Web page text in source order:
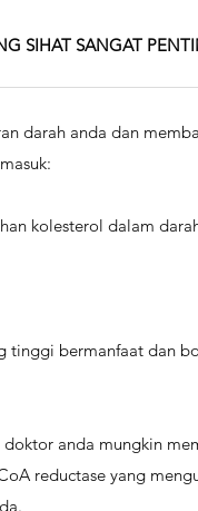
SIHAT SANGAT
darah anda dan
kolesterol dalam
tinggi bermanfaat dan
anda mungkin
reductase yang